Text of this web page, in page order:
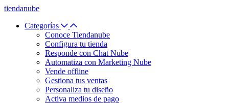
tiendanube
Categorías
Conoce Tiendanube
Configura tu tienda
Responde con Chat Nube
Automatiza con Marketing Nube
Vende offline
Gestiona tus ventas
Personaliza tu diseño
Activa medios de pago